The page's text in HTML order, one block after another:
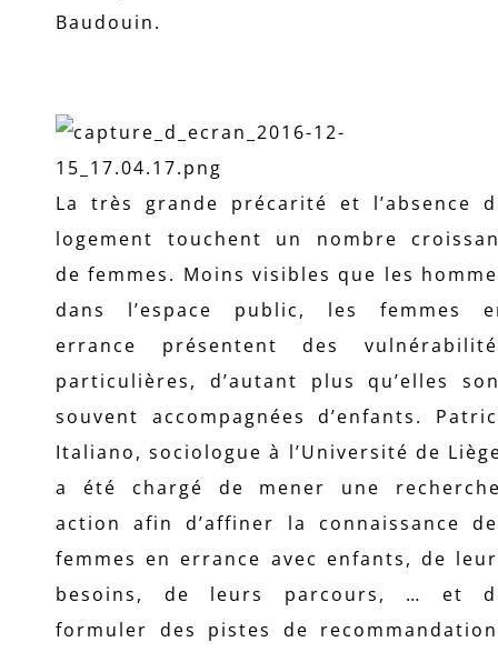
Baudouin.
La très grande précarité et l’absence
logement touchent un nombre
de femmes. Moins visibles que les
dans l’espace public, les femmes
errance présentent des
particulières, d’autant plus qu’elles
souvent accompagnées d’enfants.
Italiano, sociologue à l’Université de
a été chargé de mener une
action afin d’affiner la connaissance
femmes en errance avec enfants, de
besoins, de leurs parcours, … et
formuler des pistes de